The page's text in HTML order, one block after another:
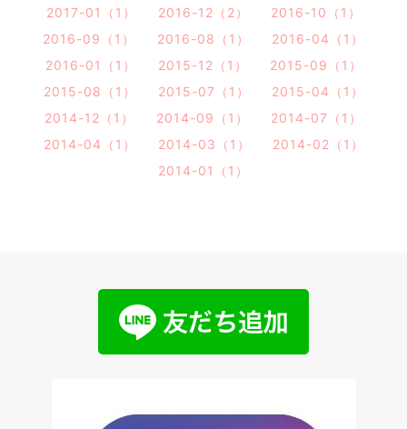
2017-01（1） 2016-12（2）
2016-10（1）
2016-09（1）
2016-08（1）
2016-04（1）
2016-01（1）
2015-12（1）
2015-09（1）
2015-08（1）
2015-07（1）
2015-04（1）
2014-12（1）
2014-09（1）
2014-07（1）
2014-04（1）
2014-03（1）
2014-02（1）
2014-01（1）